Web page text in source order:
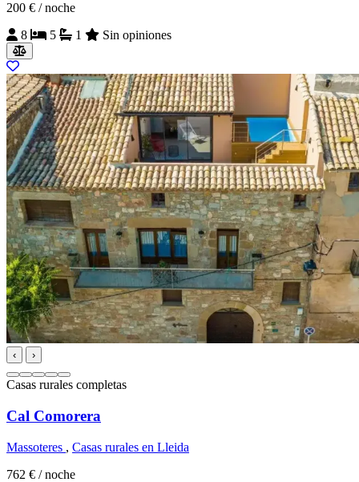
200 € / noche
8
5 1 Sin opiniones
‹ ›
Casas rurales completas
Cal Comorera
Massoteres , Casas rurales en Lleida
762 € / noche